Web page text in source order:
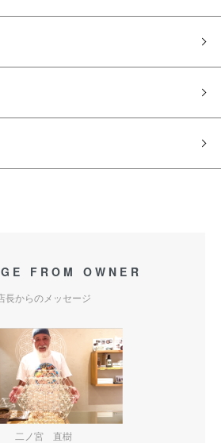
FROM OWNER
長からのメッセージ
二ノ宮 直樹